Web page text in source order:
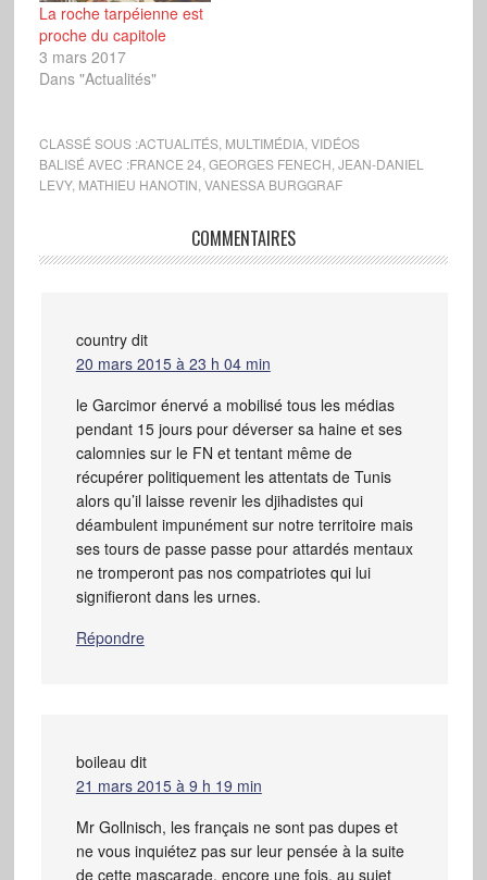
La roche tarpéienne est
proche du capitole
3 mars 2017
Dans "Actualités"
CLASSÉ SOUS :ACTUALITÉS, MULTIMÉDIA, VIDÉOS
BALISÉ AVEC :FRANCE 24 GEORGES FENECH JEAN-DANIEL
LEVY, MATHIEU HANOTIN VANESSA BURGGRAF
COMMENTAIRES
country dit
20 mars 2015 à 23 h 04 min
le Garcimor énervé a mobilisé tous les médias
pendant 15 jours pour déverser sa haine et ses
calomnies sur le FN et tentant même de
récupérer politiquement les attentats de Tunis
alors qu’il laisse revenir les djihadistes qui
déambulent impunément sur notre territoire mais
ses tours de passe passe pour attardés mentaux
ne tromperont pas nos compatriotes qui lui
signifieront dans les urnes.
Répondre
boileau dit
21 mars 2015 à 9 h 19 min
Mr Gollnisch, les français ne sont pas dupes et
ne vous inquiétez pas sur leur pensée à la suite
de cette mascarade, encore une fois, au sujet